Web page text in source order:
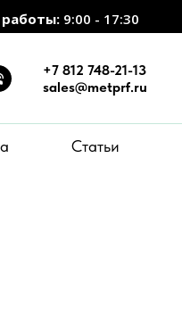
9:00 - 17:30
+7 812 748-21-13
sales@metprf.ru
Статьи